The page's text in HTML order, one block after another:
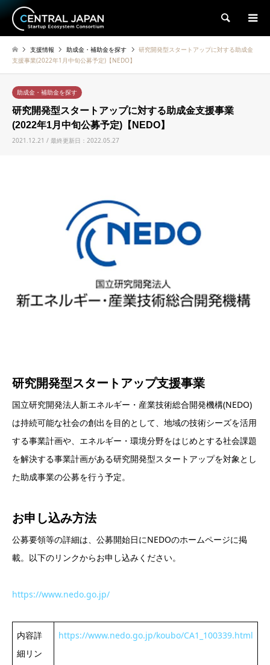
検索
支援情報 助成金・補助金を探す
研究開発型スタートアップに対する助成金
支援事業(2022年1月中旬公募予定)【NEDO】
助成金・補助金を探す
研究開発型スタートアップに対する助成金支援事業
(2022年1月中旬公募予定)【NEDO】
2021.12.21 / 最終更新日：2022.05.27
研究開発型スタートアップ支援事業
国立研究開発法人新エネルギー・産業技術総合開発機構(NEDO)
は持続可能な社会の創出を目的として、地域の技術シーズを活用
する事業計画や、エネルギー・環境分野をはじめとする社会課題
を解決する事業計画がある研究開発型スタートアップを対象とし
た助成事業の公募を行う予定。
お申し込み方法
公募要領等の詳細は、公募開始日にNEDOのホームページに掲
載。以下のリンクからお申し込みください。
https://www.nedo.go.jp/
内容詳
細リン
https://www.nedo.go.jp/koubo/CA1_100339.html